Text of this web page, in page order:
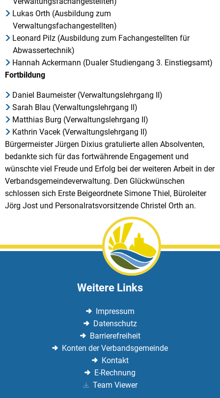
Lukas Orth (Ausbildung zum
Verwaltungsfachangestellten)
Leonard Pilz (Ausbildung zum Fachangestellten für
Abwassertechnik)
Hannah Ackermann (Dualer Studiengang 3. Einstiegsamt)
Fortbildung
Daniel Baumeister (Verwaltungslehrgang II)
Sarah Blau (Verwaltungslehrgang II)
Matthias Burg (Verwaltungslehrgang II)
Kathrin Vacek (Verwaltungslehrgang II)
Bürgermeister Jürgen Dixius gratulierte allen Absolventen,
bedankte sich für das fortwährende Engagement und
wünschte viel Freude und Erfolg bei der weiteren Arbeit in der
Verbandsgemeindeverwaltung. Den Glückwünschen
schlossen sich Erste Beigeordnete Simone Thiel, Büroleiter
Jörg Jost und Personalratsvorsitzende Christel Orth an.
Weitere Links
Impressum
Datenschutz
Barrierefreiheit
Konten der Verbandsgemeinde
Kontakt
E-Rechnung
Team Viewer